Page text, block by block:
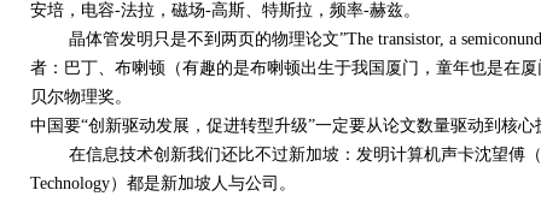
安培，电容-法拉，磁场-高斯、特斯拉，频率-赫兹。
晶体管发明只是不到两页的物理论文”The transistor, a
者：巴丁、布喇顿（有趣的是布喇顿出生于我国厦门，童年也是在
贝尔物理奖。
中国要“创新驱动发展，促进转型升级”一定要从论文数量驱动到核
在信息技术创新我们还比不过新加坡：发明计算机声卡沈望傅（
Technology）都是新加坡人与公司。